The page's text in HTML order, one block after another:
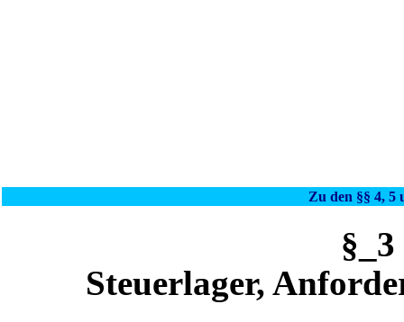
Zu den §§ 4, 5
Steuerlager,